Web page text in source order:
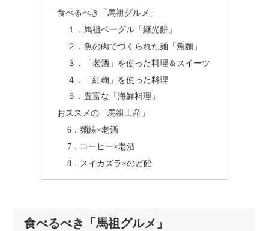
食べるべき「馬祖グルメ」
１．馬祖ベーグル「継光餅」
２．魚の肉でつくられた麺「魚麵」
３．「老酒」を使った料理＆スイーツ
４．「紅麹」を使った料理
５．豊富な「海鮮料理」
おススメの「馬祖土産」
6．麺線×老酒
7．コーヒー×老酒
8．スイカズラ×のど飴
食べるべき「馬祖グルメ」